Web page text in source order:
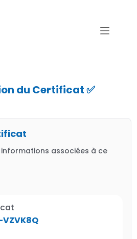
du Certificat ✅
associées à ce